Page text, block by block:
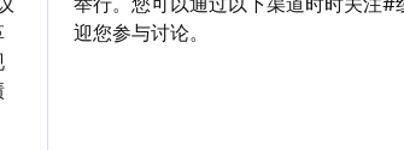
举行。您可以通过以下渠道时时关注#
迎您参与讨论。